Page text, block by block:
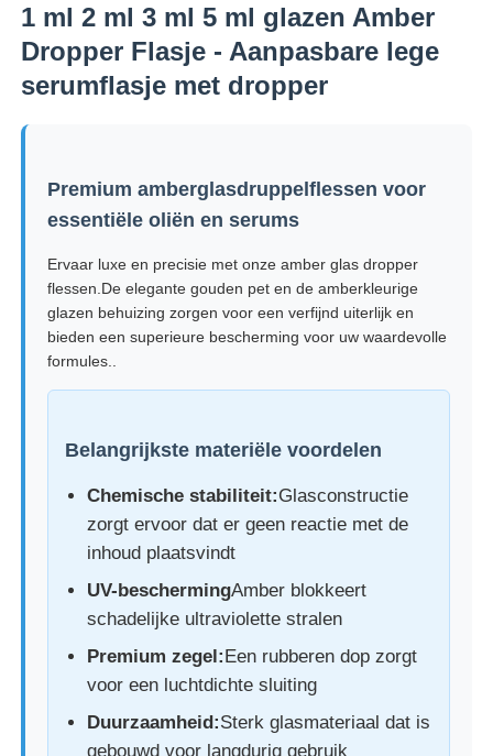
Producten
Over ons
1 ml 2 ml 3 ml 5 ml glazen Amber
Dropper Flasje - Aanpasbare lege
serumflasje met dropper
Premium amberglasdruppelflessen voor
essentiële oliën en serums
Ervaar luxe en precisie met onze amber glas dropper
flessen.De elegante gouden pet en de amberkleurige
glazen behuizing zorgen voor een verfijnd uiterlijk en
bieden een superieure bescherming voor uw waardevolle
formules..
Belangrijkste materiële voordelen
Chemische stabiliteit:Glasconstructie
zorgt ervoor dat er geen reactie met de
inhoud plaatsvindt
UV-beschermingAmber blokkeert
schadelijke ultraviolette stralen
Premium zegel:Een rubberen dop zorgt
voor een luchtdichte sluiting
Duurzaamheid:Sterk glasmateriaal dat is
gebouwd voor langdurig gebruik